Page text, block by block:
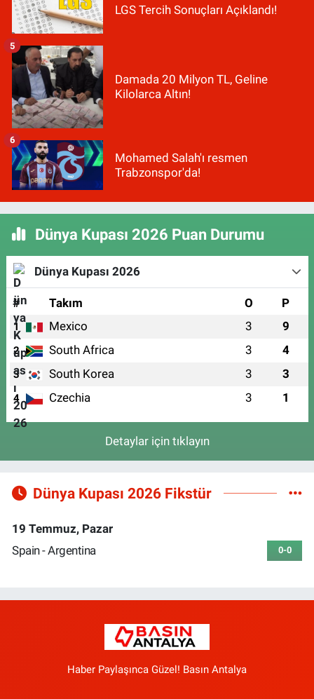
LGS Tercih Sonuçları Açıklandı!
Damada 20 Milyon TL, Geline
Kilolarca Altın!
5
Mohamed Salah'ı resmen
Trabzonspor'da!
6
Dünya Kupası 2026 Puan Durumu
Dünya Kupası 2026
# Takım O P
1 Mexico 3 9
2 South Africa 3 4
3 South Korea 3 3
4 Czechia 3 1
Detaylar için tıklayın
Dünya Kupası 2026 Fikstür
19 Temmuz, Pazar
Spain - Argentina
0-0
Haber Paylaşınca Güzel! Basın Antalya